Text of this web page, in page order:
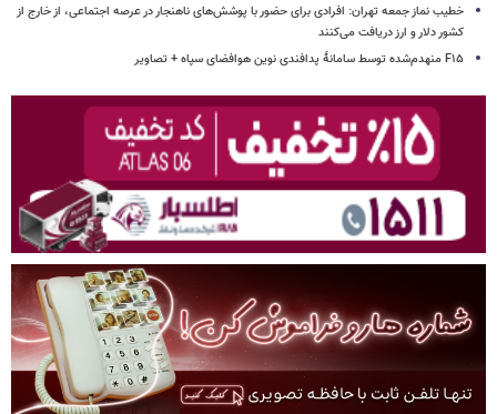
خطیب نماز جمعه تهران: افرادی برای حضور با پوشش‌های ناهنجار در عرصه اجتماعی، از خارج از
کشور دلار و ارز دریافت می‌کنند
F۱۵ منهدم‌شده توسط سامانۀ پدافندی نوین هوافضای سپاه + تصاویر